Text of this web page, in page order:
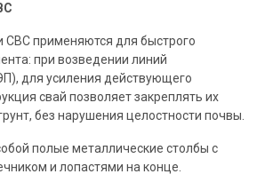
СВС применяются для быстрого
при возведении линий
для усиления действующего
свай позволяетзакреплять их
без нарушения целостности почвы.
полые металлические столбы с
и лопастями на конце.